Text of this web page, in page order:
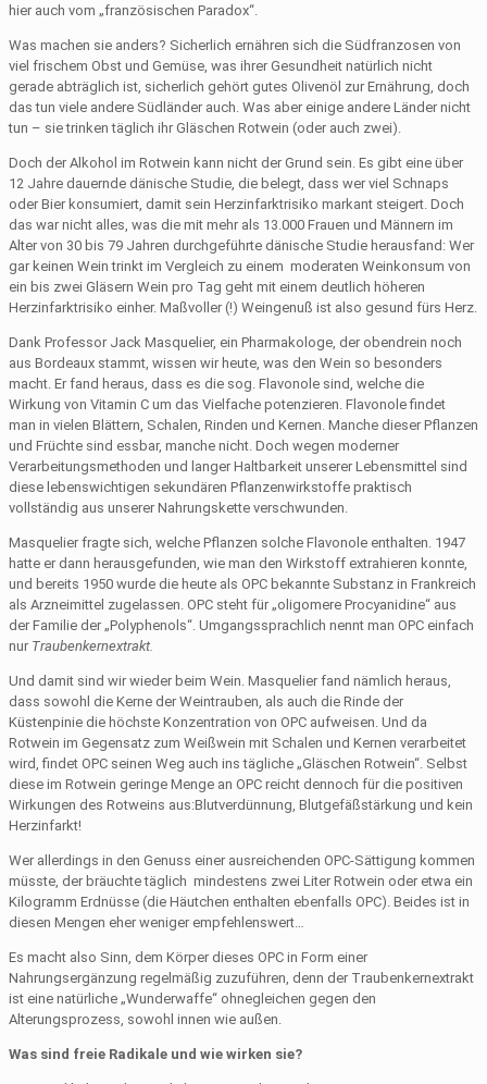
hier auch vom „französischen Paradox“.
Was machen sie anders? Sicherlich ernähren sich die Südfranzosen von
viel frischem Obst und Gemüse, was ihrer Gesundheit natürlich nicht
gerade abträglich ist, sicherlich gehört gutes Olivenöl zur Ernährung, doch
das tun viele andere Südländer auch. Was aber einige andere Länder nicht
tun – sie trinken täglich ihr Gläschen Rotwein (oder auch zwei).
Doch der Alkohol im Rotwein kann nicht der Grund sein. Es gibt eine über
12 Jahre dauernde dänische Studie, die belegt, dass wer viel Schnaps
oder Bier konsumiert, damit sein Herzinfarktrisiko markant steigert. Doch
das war nicht alles, was die mit mehr als 13.000 Frauen und Männern im
Alter von 30 bis 79 Jahren durchgeführte dänische Studie herausfand: Wer
gar keinen Wein trinkt im Vergleich zu einem moderaten Weinkonsum von
ein bis zwei Gläsern Wein pro Tag geht mit einem deutlich höheren
Herzinfarktrisiko einher. Maßvoller (!) Weingenuß ist also gesund fürs Herz.
Dank Professor Jack Masquelier, ein Pharmakologe, der obendrein noch
aus Bordeaux stammt, wissen wir heute, was den Wein so besonders
macht. Er fand heraus, dass es die sog. Flavonole sind, welche die
Wirkung von Vitamin C um das Vielfache potenzieren. Flavonole findet
man in vielen Blättern, Schalen, Rinden und Kernen. Manche dieser Pflanzen
und Früchte sind essbar, manche nicht. Doch wegen moderner
Verarbeitungsmethoden und langer Haltbarkeit unserer Lebensmittel sind
diese lebenswichtigen sekundären Pflanzenwirkstoffe praktisch
vollständig aus unserer Nahrungskette verschwunden.
Masquelier fragte sich, welche Pflanzen solche Flavonole enthalten. 1947
hatte er dann herausgefunden, wie man den Wirkstoff extrahieren konnte,
und bereits 1950 wurde die heute als OPC bekannte Substanz in Frankreich
als Arzneimittel zugelassen. OPC steht für „oligomere Procyanidine“ aus
der Familie der „Polyphenols“. Umgangssprachlich nennt man OPC einfach
nur Traubenkernextrakt.
Und damit sind wir wieder beim Wein. Masquelier fand nämlich heraus,
dass sowohl die Kerne der Weintrauben, als auch die Rinde der
Küstenpinie die höchste Konzentration von OPC aufweisen. Und da
Rotwein im Gegensatz zum Weißwein mit Schalen und Kernen verarbeitet
wird, findet OPC seinen Weg auch ins tägliche „Gläschen Rotwein“. Selbst
diese im Rotwein geringe Menge an OPC reicht dennoch für die positiven
Wirkungen des Rotweins aus:Blutverdünnung, Blutgefäßstärkung und kein
Herzinfarkt!
Wer allerdings in den Genuss einer ausreichenden OPC-Sättigung kommen
müsste, der bräuchte täglich mindestens zwei Liter Rotwein oder etwa ein
Kilogramm Erdnüsse (die Häutchen enthalten ebenfalls OPC). Beides ist in
diesen Mengen eher weniger empfehlenswert…
Es macht also Sinn, dem Körper dieses OPC in Form einer
Nahrungsergänzung regelmäßig zuzuführen, denn der Traubenkernextrakt
ist eine natürliche „Wunderwaffe“ ohnegleichen gegen den
Alterungsprozess, sowohl innen wie außen.
Was sind freie Radikale und wie wirken sie?